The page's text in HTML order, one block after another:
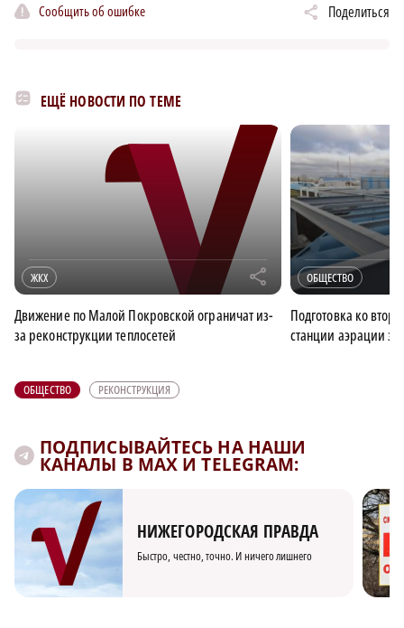
Сообщить об ошибке Поделиться
ЕЩЁ НОВОСТИ ПО ТЕМЕ
ЖКХ r
Движение по Малой Покровской ограничат из-
за реконструкции теплосетей
ОБЩЕСТВО
Подготовка ко
станции аэрации
ОБЩЕСТВО РЕКОНСТРУКЦИЯ
ПОДПИСЫВАЙТЕСЬ НА НАШИ
КАНАЛЫ В MAX И TELEGRAM:
НИЖЕГОРОДСКАЯ ПРАВДА
Быстро, честно, точно. И ничего лишнего